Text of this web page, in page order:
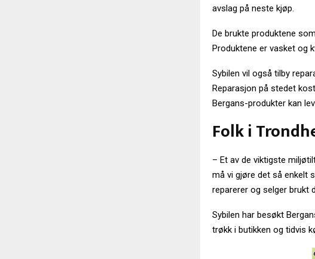
avslag på neste kjøp.
De brukte produktene
Produktene er vasket og
Sybilen vil også tilby
Reparasjon på stedet
Bergans-produkter kan
Folk i
– Et av de viktigste
må vi gjøre det så enkelt
reparerer og selger brukt
Sybilen har besøkt
trøkk i butikken og tidvis